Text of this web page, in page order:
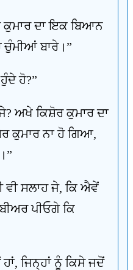
ਕੁਮਾਰ ਦਾ ਇਕ ਬਿਆਨ
ਬਾਰੇ।”
ਹੋ?”
ਅਖੇ ਕਿਸ਼ੋਰ ਕੁਮਾਰ ਦਾ
ਕੁਮਾਰ ਨਾ ਹੋ ਗਿਆ,
ਸਲਾਹ ਜੇ, ਕਿ ਐਵੇਂ
ਪੀਓਗੇ ਕਿ
ਜਿਨ੍ਹਾਂ ਨੂੰ ਕਿਸੇ ਜਦੋਂ